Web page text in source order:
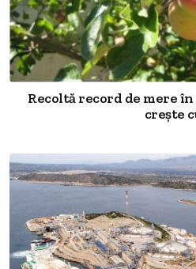
Recoltă record de mere
crește